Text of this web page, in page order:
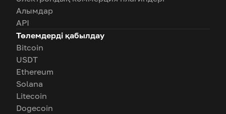
Алымдар
API
Төлемдерді қабылдау
Bitcoin
USDT
Ethereum
Solana
Litecoin
Dogecoin